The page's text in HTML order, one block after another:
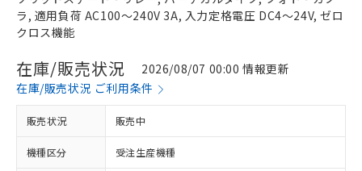
ラ, 適用負荷 AC100～240V 3A, 入力定格電圧 DC4～24V, ゼロ
クロス機能
在庫/販売状況
2026/08/07 00:00 情報更新
在庫/販売状況 ご利用条件
販売状況 販売中
機種区分 受注生産機種